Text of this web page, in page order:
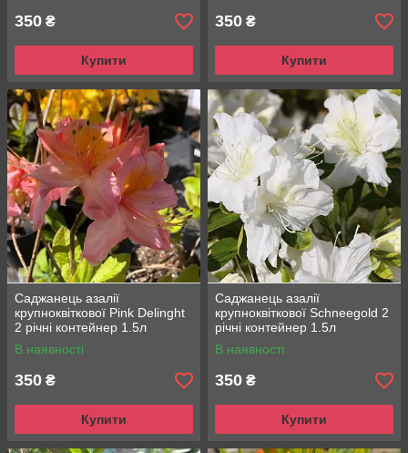
350 ₴
Купити
350 ₴
Купити
Саджанець азалії
крупноквіткової Pink Delinght
2 річні контейнер 1.5л
В наявності
350 ₴
Купити
Саджанець азалії
крупноквіткової Schneegold 2
річні контейнер 1.5л
В наявності
350 ₴
Купити